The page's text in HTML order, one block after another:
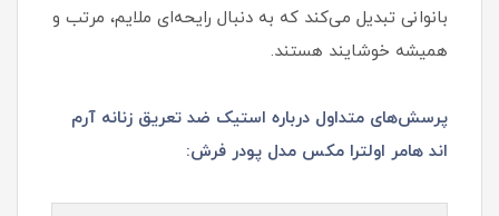
بانوانی تبدیل می‌کند که به دنبال رایحه‌ای ملایم، مرتب و
همیشه خوشایند هستند.
پرسش‌های متداول درباره استیک ضد تعریق زنانه آرم
اند هامر اولترا مکس مدل پودر فرش: